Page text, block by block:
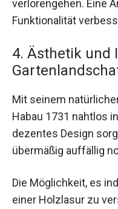
verlorengehen. Eine
Funktionalität
4. Ästhetik und
Mit seinem
Habau 1731 nahtlos
dezentes Design
übermäßig auffällig
Die Möglichkeit, es
einer Holzlasur zu